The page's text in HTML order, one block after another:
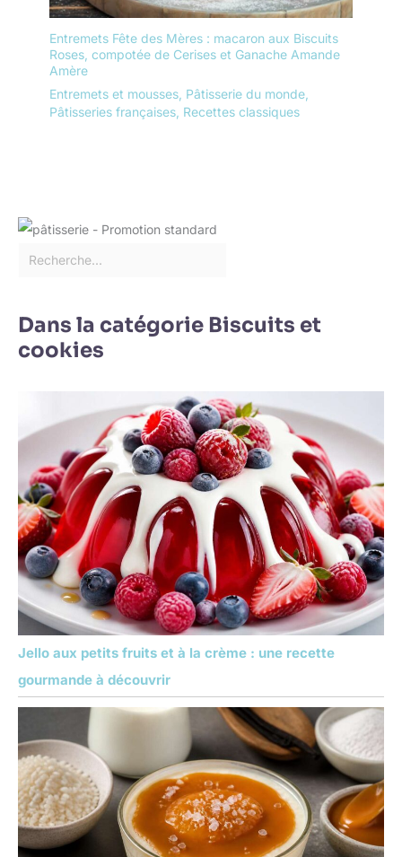
en porcelaine sont le
pendaison de crémaillère,
un anniversaire, un
cadeau qui sera chéri et
utilisé pour les années à
Entremets Fête des Mères : macaron aux Biscuits
Roses, compotée de Cerises et Ganache Amande
Amère
Entremets et mousses, Pâtisserie du monde,
Pâtisseries françaises, Recettes classiques
Dans la catégorie Biscuits et
cookies
Jello aux petits fruits et à la crème : une recette
gourmande à découvrir